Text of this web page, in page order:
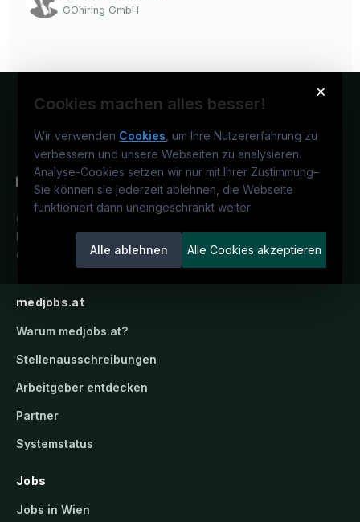
GOhiring GmbH
×
Cookies machen alles besser!
Wir verwenden Cookies , um Ihre Nutzererfahrung zu
verbessern und unsere Webseiten zu analysieren.
Analyse-Cookies setzen wir nur mit Ihrer Zustimmung–
Sie können sie jederzeit ablehnen, die Webseite
funktioniert dann uneingeschränkt weiter
Alle ablehnen Alle Cookies akzeptieren
Österreichs medizinisches
Karriereportal.Ein Service der
candidatis GmbH.
medjobs.at
Warum medjobs.at?
Stellenausschreibungen
Arbeitgeber entdecken
Partner
Systemstatus
Jobs
Jobs in Wien